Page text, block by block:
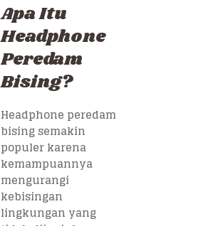
Apa Itu
Headphone
Peredam
Bising?
Headphone peredam
bising semakin
populer karena
kemampuannya
mengurangi
kebisingan
lingkungan yang